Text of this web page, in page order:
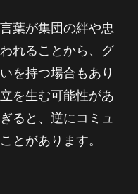
葉が集団の絆や忠
れることから、グ
を持つ場合もあり
を生む可能性があ
ると、逆にコミュ
とがあります。